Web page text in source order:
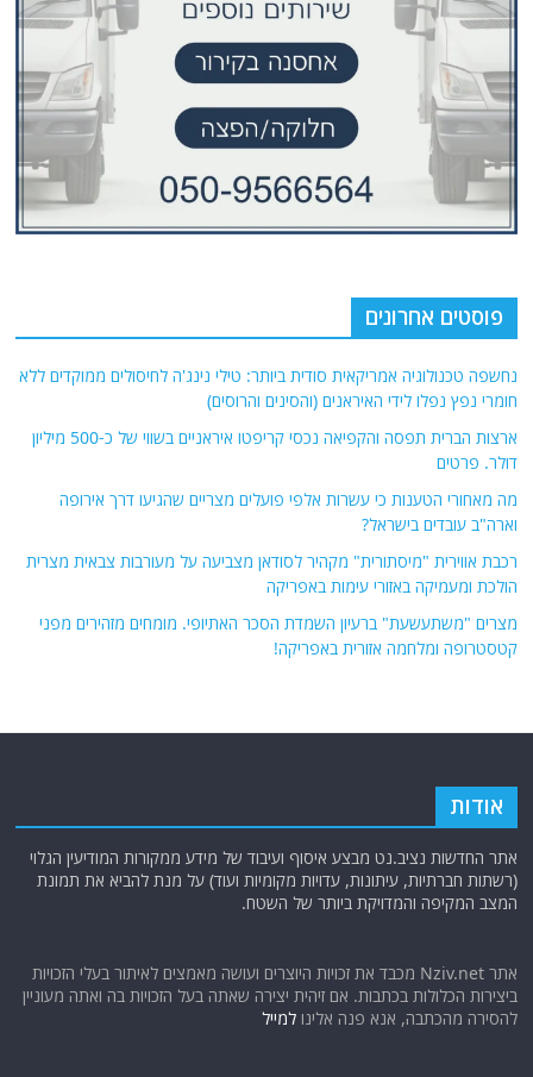
פוסטים אחרונים
נחשפה טכנולוגיה אמריקאית סודית ביותר: טילי נינג'ה לחיסולים ממוקדים ללא
חומרי נפץ נפלו לידי האיראנים (והסינים והרוסים)
ארצות הברית תפסה והקפיאה נכסי קריפטו איראניים בשווי של כ-500 מיליון
דולר. פרטים
מה מאחורי הטענות כי עשרות אלפי פועלים מצריים שהגיעו דרך אירופה
וארה"ב עובדים בישראל?
רכבת אווירית "מיסתורית" מקהיר לסודאן מצביעה על מעורבות צבאית מצרית
הולכת ומעמיקה באזורי עימות באפריקה
מצרים "משתעשעת" ברעיון השמדת הסכר האתיופי. מומחים מזהירים מפני
קטסטרופה ומלחמה אזורית באפריקה!
אודות
אתר החדשות נציב.נט מבצע איסוף ועיבוד של מידע ממקורות המודיעין הגלוי
(רשתות חברתיות, עיתונות, עדויות מקומיות ועוד) על מנת להביא את תמונת
המצב המקיפה והמדויקת ביותר של השטח.
אתר Nziv.net מכבד את זכויות היוצרים ועושה מאמצים לאיתור בעלי הזכויות
ביצירות הכלולות בכתבות. אם זיהית יצירה שאתה בעל הזכויות בה ואתה מעוניין
להסירה מהכתבה, אנא פנה אלינולמייל